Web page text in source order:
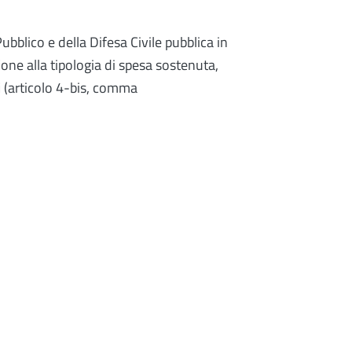
e della Difesa Civile pubblica in
alla tipologia di spesa sostenuta,
4-bis, comma